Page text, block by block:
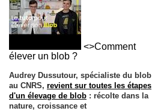
<>Comment
élever un blob ?
Audrey Dussutour, spécialiste du blob
au CNRS, revient sur toutes les étapes
d'un élevage de blob : récolte dans la
nature, croissance et